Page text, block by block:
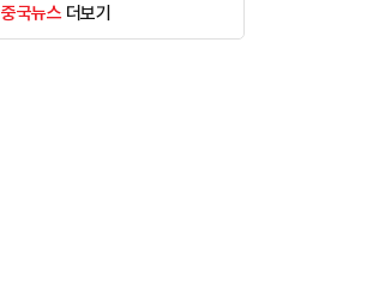
중국뉴스더보기